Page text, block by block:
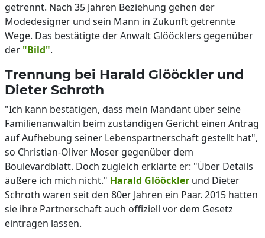
getrennt. Nach 35 Jahren Beziehung gehen der
Modedesigner und sein Mann in Zukunft getrennte
Wege. Das bestätigte der Anwalt Glööcklers gegenüber
der "Bild".
Trennung bei Harald Glööckler und
Dieter Schroth
"Ich kann bestätigen, dass mein Mandant über seine
Familienanwältin beim zuständigen Gericht einen Antrag
auf Aufhebung seiner Lebenspartnerschaft gestellt hat",
so Christian-Oliver Moser gegenüber dem
Boulevardblatt. Doch zugleich erklärte er: "Über Details
äußere ich mich nicht." Harald Glööckler und Dieter
Schroth waren seit den 80er Jahren ein Paar. 2015 hatten
sie ihre Partnerschaft auch offiziell vor dem Gesetz
eintragen lassen.